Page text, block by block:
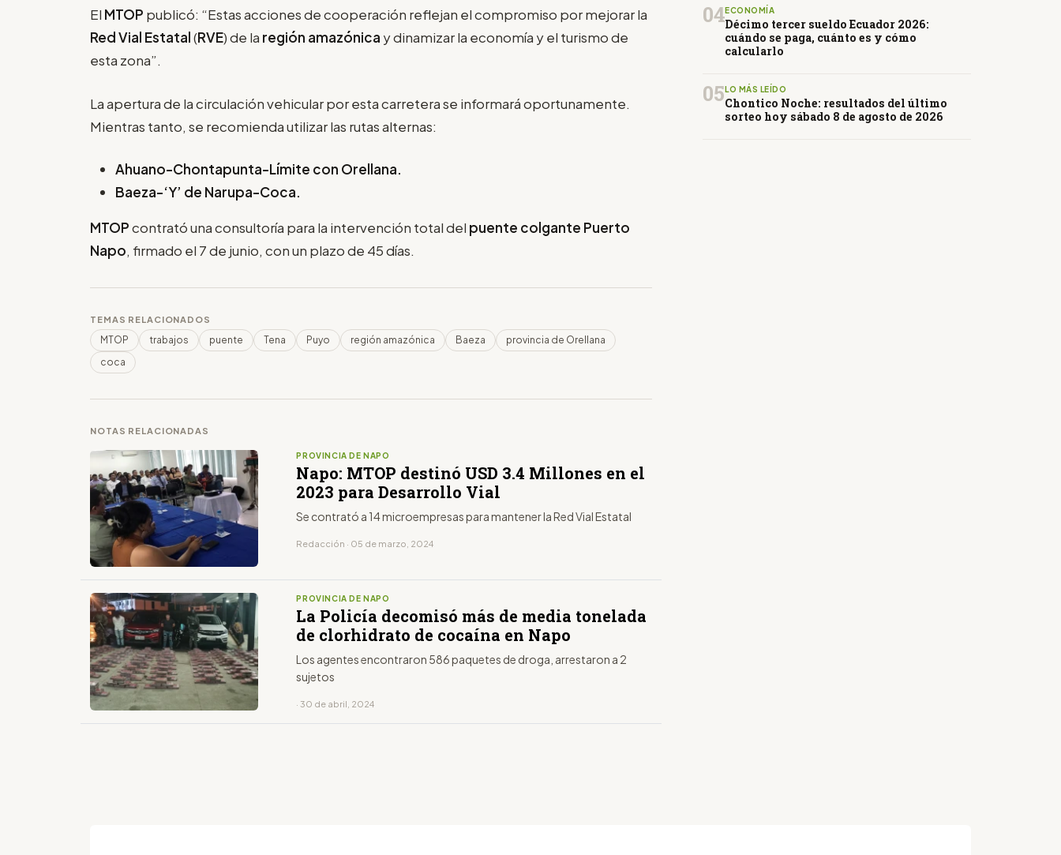
El MTOP publicó: “Estas acciones de cooperación reflejan el compromiso por mejorar la
Red Vial Estatal(RVE) de la región amazónica y dinamizar la economía y el turismo de
esta zona”.
La apertura de la circulación vehicular por esta carretera se informará oportunamente.
Mientras tanto, se recomienda utilizar las rutas alternas:
Ahuano-Chontapunta-Límite con Orellana.
Baeza-‘Y’ de Narupa-Coca.
MTOPcontrató una consultoría para la intervención total del puente colgante Puerto
Napo, firmado el 7 de junio, con un plazo de 45 días.
TEMAS RELACIONADOS
MTOP trabajos puente Tena Puyo región amazónica Baeza
provincia de Orellana
coca
NOTAS RELACIONADAS
PROVINCIA DE NAPO
Napo: MTOP destinó USD 3.4 Millones en el
2023 para Desarrollo Vial
Se contrató a 14 microempresas para mantener la Red Vial Estatal
Redacción · 05 de marzo, 2024
PROVINCIA DE NAPO
La Policía decomisó más de media tonelada
de clorhidrato de cocaína en Napo
Los agentes encontraron 586 paquetes de droga, arrestaron a 2
sujetos
· 30 de abril, 2024
04ECONOMÍA
Décimo tercer sueldo Ecuador 2026:
cuándo se paga, cuánto es y cómo
calcularlo
05 LO MÁS LEÍDO
Chontico Noche: resultados del último
sorteo hoy sábado 8 de agosto de 2026